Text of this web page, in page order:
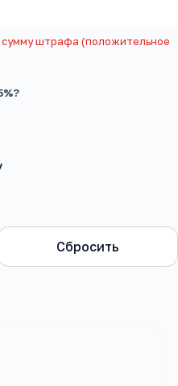
штрафа (положительное
Сбросить